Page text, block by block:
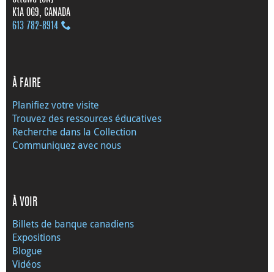
K1A 0G9, CANADA
613 782‑8914
À FAIRE
Planifiez votre visite
Trouvez des ressources éducatives
Recherche dans la Collection
Communiquez avec nous
À VOIR
Billets de banque canadiens
Expositions
Blogue
Vidéos